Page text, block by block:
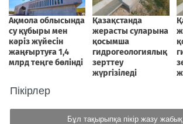
Пікірлер
Бұл тақырыпқа пікір жазу жабық